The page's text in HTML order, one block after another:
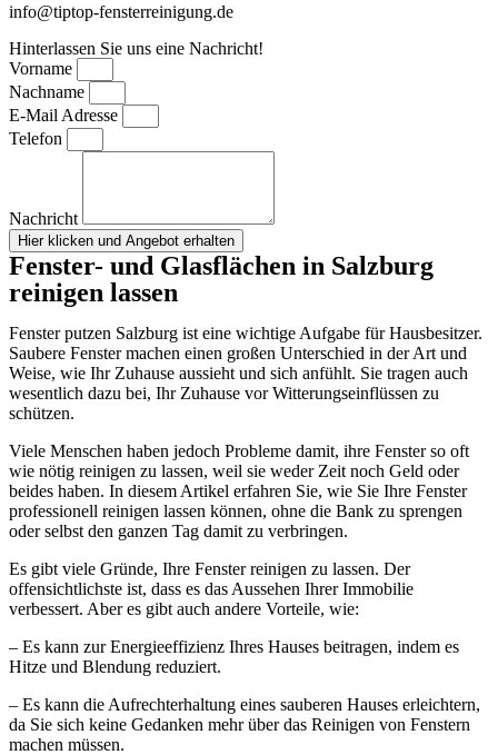
info@tiptop-fensterreinigung.de
Hinterlassen Sie uns eine Nachricht!
Vorname
Nachname
E-Mail Adresse
Telefon
Nachricht
Hier klicken und Angebot erhalten
Fenster- und Glasflächen in Salzburg
reinigen lassen
Fenster putzen Salzburg ist eine wichtige Aufgabe für Hausbesitzer.
Saubere Fenster machen einen großen Unterschied in der Art und
Weise, wie Ihr Zuhause aussieht und sich anfühlt. Sie tragen auch
wesentlich dazu bei, Ihr Zuhause vor Witterungseinflüssen zu
schützen.
Viele Menschen haben jedoch Probleme damit, ihre Fenster so oft
wie nötig reinigen zu lassen, weil sie weder Zeit noch Geld oder
beides haben. In diesem Artikel erfahren Sie, wie Sie Ihre Fenster
professionell reinigen lassen können, ohne die Bank zu sprengen
oder selbst den ganzen Tag damit zu verbringen.
Es gibt viele Gründe, Ihre Fenster reinigen zu lassen. Der
offensichtlichste ist, dass es das Aussehen Ihrer Immobilie
verbessert. Aber es gibt auch andere Vorteile, wie:
– Es kann zur Energieeffizienz Ihres Hauses beitragen, indem es
Hitze und Blendung reduziert.
– Es kann die Aufrechterhaltung eines sauberen Hauses erleichtern,
da Sie sich keine Gedanken mehr über das Reinigen von Fenstern
machen müssen.